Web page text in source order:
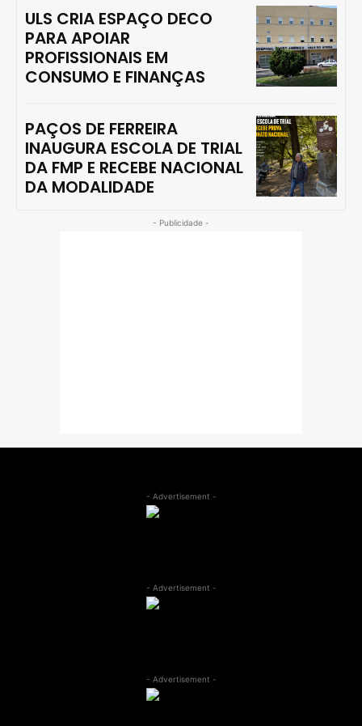
ULS CRIA ESPAÇO DECO
PARA APOIAR
PROFISSIONAIS EM
CONSUMO E FINANÇAS
PAÇOS DE FERREIRA
INAUGURA ESCOLA DE TRIAL
DA FMP E RECEBE NACIONAL
DA MODALIDADE
- Publicidade -
- Advertisement -
- Advertisement -
- Advertisement -